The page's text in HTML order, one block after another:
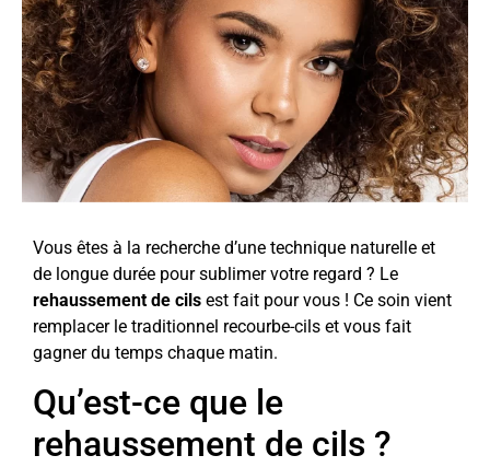
Vous êtes à la recherche d’une technique naturelle et
de longue durée pour sublimer votre regard ? Le
rehaussement de cils est fait pour vous ! Ce soin vient
remplacer le traditionnel recourbe-cils et vous fait
gagner du temps chaque matin.
Qu’est-ce que le
rehaussement de cils ?